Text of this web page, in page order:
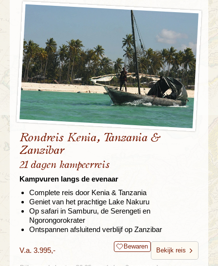
Rondreis Kenia, Tanzania &
Zanzibar
21 dagen kampeerreis
Kampvuren langs de evenaar
Complete reis door Kenia & Tanzania
Geniet van het prachtige Lake Nakuru
Op safari in Samburu, de Serengeti en
Ngorongorokrater
Ontspannen afsluitend verblijf op Zanzibar
V.a. 3.995,- Bewaren
Bekijk reis